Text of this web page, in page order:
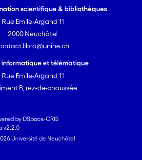
scientifique & bibliothèques
Rue Emile-Argand 11
2000 Neuchâtel
informatique et télématique
Rue Emile-Argand 11
B, rez-de-chaussée
by DSpace-CRIS
v2.2.0
Université de Neuchâtel